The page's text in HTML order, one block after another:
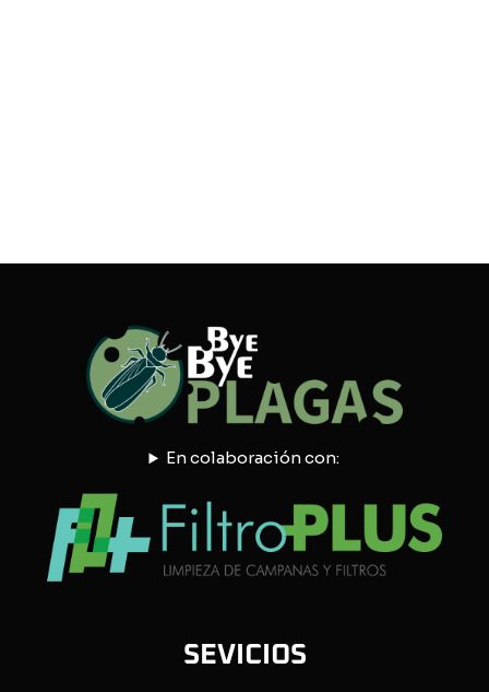
En colaboración con:
SEVICIOS